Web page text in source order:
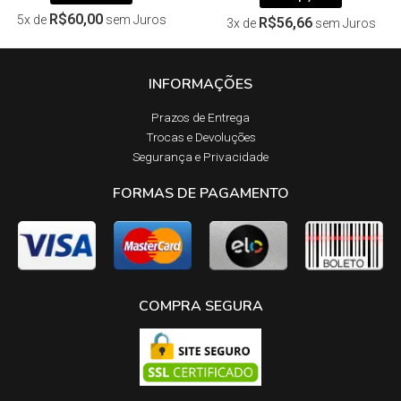
5x de R$60,00 sem Juros 3x de R$56,66 sem Juros
INFORMAÇÕES
Prazos de Entrega​
Trocas e Devoluções​
Segurança e Privacidade
FORMAS DE PAGAMENTO
COMPRA SEGURA